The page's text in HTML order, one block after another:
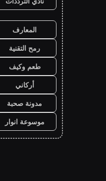
المعارف
رمح التقنية
طعم وكيف
أركاني
مدونة صحبة
موسوعة انوار